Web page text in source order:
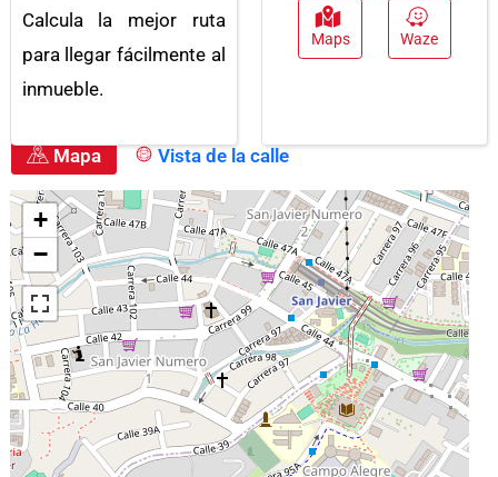
Balcón
Piscina
Baño En Habitación
Principal
Suelo De Cerámica /
Calcula la mejor ruta
para llegar fácilmente al
inmueble.
Maps Waze
Mapa Vista de la calle